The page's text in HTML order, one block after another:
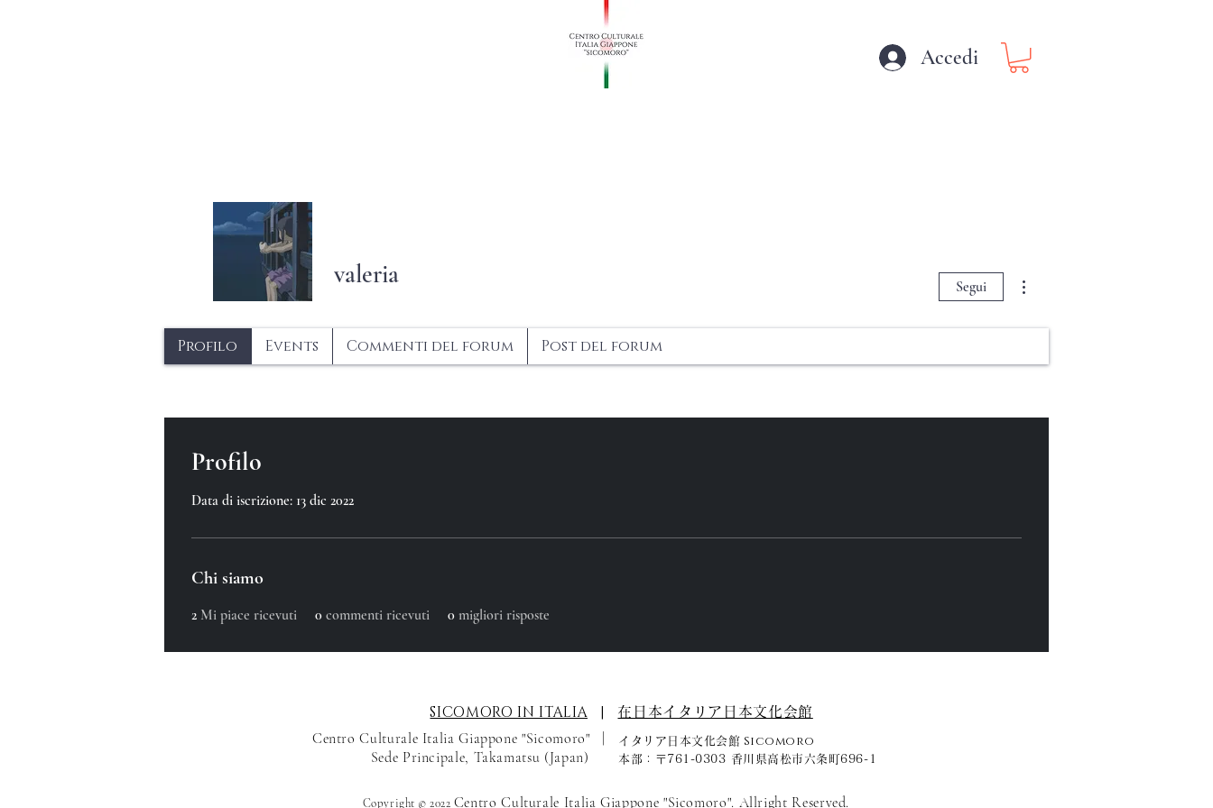
Accedi
Profilo
Data di iscrizione: 13 dic 2022
Chi siamo
2 Mi piace ricevuti 0 commenti ricevuti 0 migliori risposte
valeria Segui
Profilo Events Commenti del forum Post del forum
SICOMORO IN ITALIA | 在日本イタリア日本文化会館
Centro Culturale Italia Giappone "Sicomoro" |
Sede Principale, Takamatsu (Japan)
イタリア日本文化会館 Sicomoro
本部：〒761-0303 香川県高松市六条町696-1
Copyright © 2022 Centro Culturale Italia Giappone "Sicomoro". Allright Reserved.